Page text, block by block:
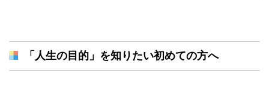
「人生の目的」を知りたい初めての方へ